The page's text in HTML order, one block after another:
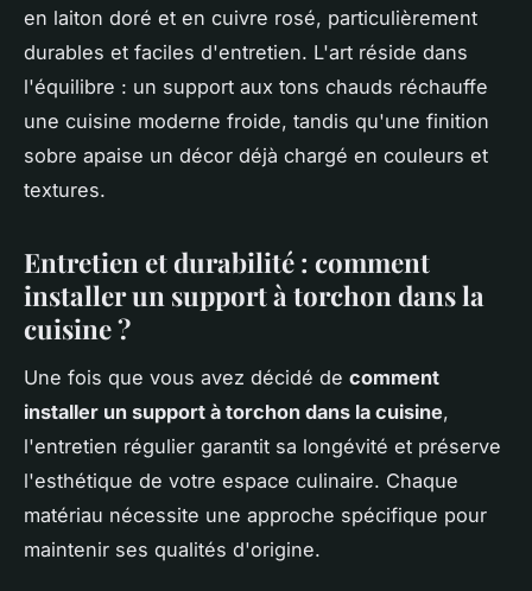
en laiton doré et en cuivre rosé, particulièrement
durables et faciles d'entretien. L'art réside dans
l'équilibre : un support aux tons chauds réchauffe
une cuisine moderne froide, tandis qu'une finition
sobre apaise un décor déjà chargé en couleurs et
textures.
Entretien et durabilité : comment
installer un support à torchon dans la
cuisine ?
Une fois que vous avez décidé de comment
installer un support à torchon dans la cuisine,
l'entretien régulier garantit sa longévité et préserve
l'esthétique de votre espace culinaire. Chaque
matériau nécessite une approche spécifique pour
maintenir ses qualités d'origine.